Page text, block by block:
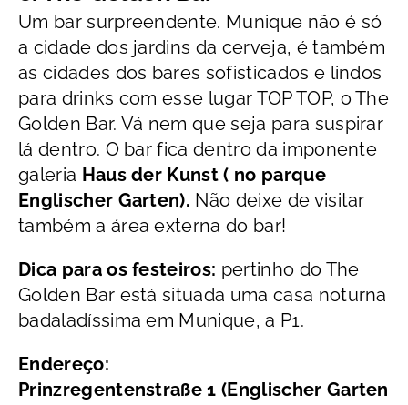
Um bar surpreendente. Munique não é só
a cidade dos jardins da cerveja, é também
as cidades dos bares sofisticados e lindos
para drinks com esse lugar TOP TOP, o The
Golden Bar. Vá nem que seja para suspirar
lá dentro. O bar fica dentro da imponente
galeria Haus der Kunst ( no parque
Englischer Garten). Não deixe de visitar
também a área externa do bar!
Dica para os festeiros: pertinho do The
Golden Bar está situada uma casa noturna
badaladíssima em Munique, a P1.
Endereço:
Prinzregentenstraße 1 (Englischer Garten